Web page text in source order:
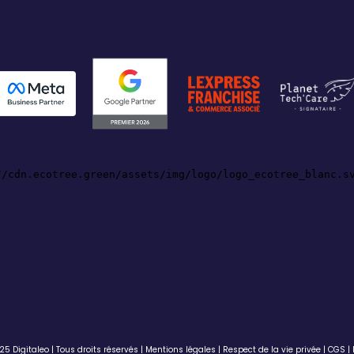
Digitaleo | Tous droits réservés | Mentions légales | Respect de la vie privée| CGS |